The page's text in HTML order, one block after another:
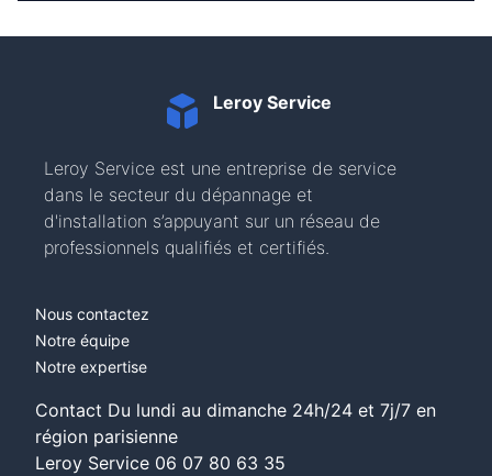
Leroy Service
Leroy Service est une entreprise de service
dans le secteur du dépannage et
d'installation s’appuyant sur un réseau de
professionnels qualifiés et certifiés.
Nous contactez
Notre équipe
Notre expertise
Contact Du lundi au dimanche 24h/24 et 7j/7 en
région parisienne
Leroy Service 06 07 80 63 35